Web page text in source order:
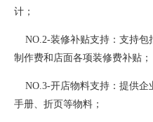
计；
NO.2-装修补贴支持：支持包
制作费和店面各项装修费补贴；
NO.3-开店物料支持：提供企
手册、折页等物料；